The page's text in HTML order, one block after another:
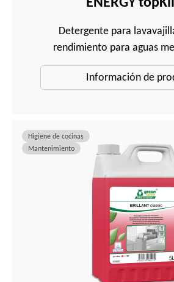
Detergente para
rendimiento para aguas
Información de
Higiene de cocinas
Mantenimiento